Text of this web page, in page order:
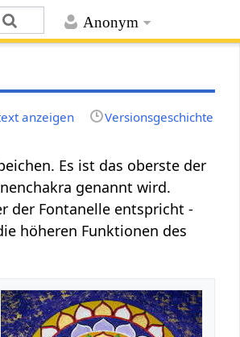
Anonym
anzeigen Versionsgeschichte
Es ist das oberste der
genannt wird.
der Fontanelle entspricht -
höheren Funktionen des